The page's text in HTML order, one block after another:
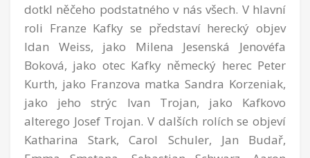
dotkl něčeho podstatného v nás všech. V hlavní
roli Franze Kafky se představí herecký objev
Idan Weiss, jako Milena Jesenská Jenovéfa
Boková, jako otec Kafky německý herec Peter
Kurth, jako Franzova matka Sandra Korzeniak,
jako jeho strýc Ivan Trojan, jako Kafkovo
alterego Josef Trojan. V dalších rolích se objeví
Katharina Stark, Carol Schuler, Jan Budař,